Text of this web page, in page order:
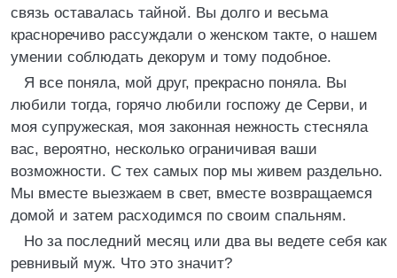
связь оставалась тайной. Вы долго и весьма
красноречиво рассуждали о женском такте, о нашем
умении соблюдать декорум и тому подобное.
Я все поняла, мой друг, прекрасно поняла. Вы
любили тогда, горячо любили госпожу де Серви, и
моя супружеская, моя законная нежность стесняла
вас, вероятно, несколько ограничивая ваши
возможности. С тех самых пор мы живем раздельно.
Мы вместе выезжаем в свет, вместе возвращаемся
домой и затем расходимся по своим спальням.
Но за последний месяц или два вы ведете себя как
ревнивый муж. Что это значит?